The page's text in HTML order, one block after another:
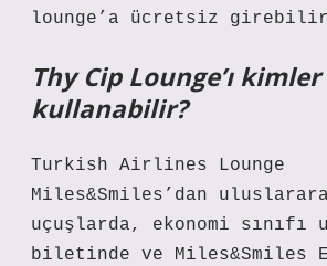
lounge’a ücretsiz
Thy Cip Lounge’ı kimler
kullanabilir?
Turkish Airlines Lounge
Miles&Smiles’dan
uçuşlarda, ekonomi sınıfı
biletinde ve Miles&Smiles